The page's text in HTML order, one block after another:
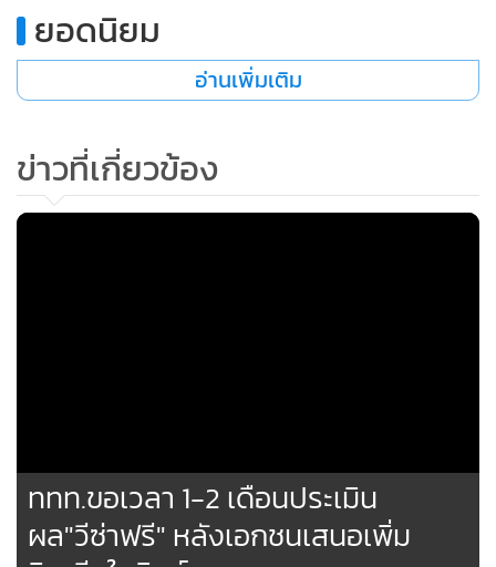
• อาชญากรรม
• Motoring
•
• SMEs
• หุ้น
•
ยอดนิยม
อ่านเพิ่มเติม
ข่าวที่เกี่ยวข้อง
ททท.ขอเวลา 1-2 เดือนประเมิน
ผล"วีซ่าฟรี" หลังเอกชนเสนอเพิ่ม